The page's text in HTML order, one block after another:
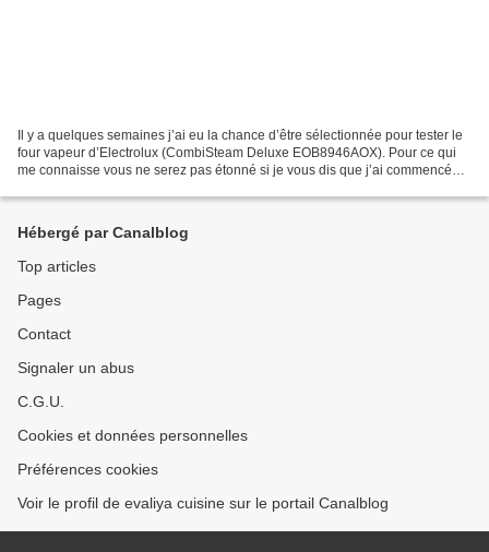
Il y a quelques semaines j’ai eu la chance d’être sélectionnée pour tester le
four vapeur d’Electrolux (CombiSteam Deluxe EOB8946AOX). Pour ce qui
me connaisse vous ne serez pas étonné si je vous dis que j’ai commencé
Hébergé par Canalblog
Top articles
Pages
Contact
Signaler un abus
C.G.U.
Cookies et données personnelles
Préférences cookies
Voir le profil de evaliya cuisine sur le portail Canalblog